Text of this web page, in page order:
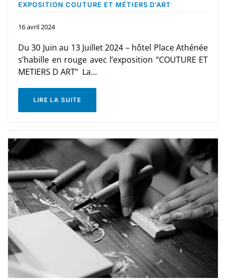
EXPOSITION COUTURE ET MÉTIERS D’ART
16 avril 2024
Du 30 Juin au 13 Juillet 2024 – hôtel Place Athénée
s’habille en rouge avec l’exposition “COUTURE ET
METIERS D ART” La…
LIRE LA SUITE